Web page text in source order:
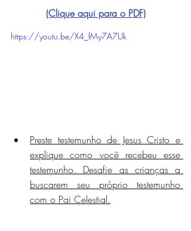
(Clique aqui para o PDF)
https://youtu.be/X4_fMy7A7Uk
Preste testemunho de Jesus Cristo e
explique como você recebeu esse
testemunho. Desafie as crianças a
buscarem seu próprio testemunho
com o Pai Celestial.